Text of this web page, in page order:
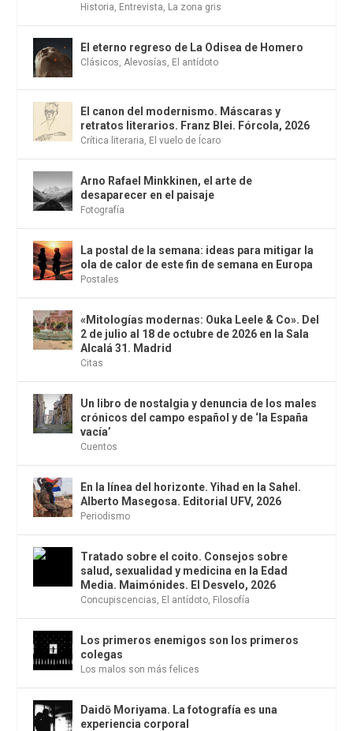
Historia Entrevista La zona gris
El eterno regreso de La Odisea de Homero
Clásicos Alevosías El antídoto
El canon del modernismo. Máscaras y
retratos literarios. Franz Blei. Fórcola, 2026
Crítica literaria El vuelo de Ícaro
Arno Rafael Minkkinen, el arte de
desaparecer en el paisaje
Fotografía
La postal de la semana: ideas para mitigar la
ola de calor de este fin de semana en Europa
Postales
«Mitologías modernas: Ouka Leele & Co». Del
2 de julio al 18 de octubre de 2026 en la Sala
Alcalá 31. Madrid
Citas
Un libro de nostalgia y denuncia de los males
crónicos del campo español y de ‘la España
vacía’
Cuentos
En la línea del horizonte. Yihad en la Sahel.
Alberto Masegosa. Editorial UFV, 2026
Periodismo
Tratado sobre el coito. Consejos sobre
salud, sexualidad y medicina en la Edad
Media. Maimónides. El Desvelo, 2026
Concupiscencias El antídoto Filosofía
Los primeros enemigos son los primeros
colegas
Los malos son más felices
Daidō Moriyama. La fotografía es una
experiencia corporal